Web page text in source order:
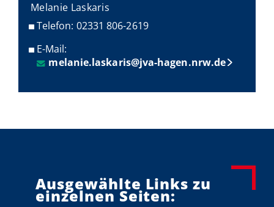
Melanie Laskaris
Telefon: 02331 806-2619
E-Mail:
melanie.laskaris@jva-hagen.nrw.de
Ausgewählte Links zu
einzelnen Seiten: